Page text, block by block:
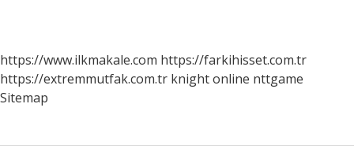
Olur
https://www.ilkmakale.com https://farkihisset.com.tr
https://extremmutfak.com.tr knight online nttgame
Sitemap